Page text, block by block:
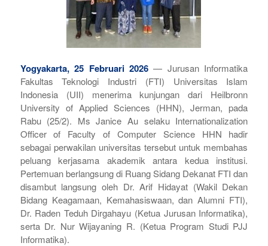
Yogyakarta, 25 Februari 2026 — Jurusan Informatika
Fakultas Teknologi Industri (FTI) Universitas Islam
Indonesia (UII) menerima kunjungan dari Heilbronn
University of Applied Sciences (HHN), Jerman, pada
Rabu (25/2). Ms Janice Au selaku Internationalization
Officer of Faculty of Computer Science HHN hadir
sebagai perwakilan universitas tersebut untuk membahas
peluang kerjasama akademik antara kedua institusi.
Pertemuan berlangsung di Ruang Sidang Dekanat FTI dan
disambut langsung oleh Dr. Arif Hidayat (Wakil Dekan
Bidang Keagamaan, Kemahasiswaan, dan Alumni FTI),
Dr. Raden Teduh Dirgahayu (Ketua Jurusan Informatika),
serta Dr. Nur Wijayaning R. (Ketua Program Studi PJJ
Informatika).